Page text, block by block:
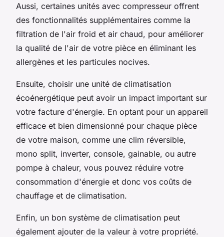
Aussi, certaines unités avec compresseur offrent
des fonctionnalités supplémentaires comme la
filtration de l'air froid et air chaud, pour améliorer
la qualité de l'air de votre pièce en éliminant les
allergènes et les particules nocives.
Ensuite, choisir une unité de climatisation
écoénergétique peut avoir un impact important sur
votre facture d'énergie. En optant pour un appareil
efficace et bien dimensionné pour chaque pièce
de votre maison, comme une clim réversible,
mono split, inverter, console, gainable, ou autre
pompe à chaleur, vous pouvez réduire votre
consommation d'énergie et donc vos coûts de
chauffage et de climatisation.
Enfin, un bon système de climatisation peut
également ajouter de la valeur à votre propriété.